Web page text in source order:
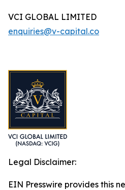
VCI GLOBAL LIMITED
enquiries@v-capital.co
Legal Disclaimer:
EIN Presswire provides this